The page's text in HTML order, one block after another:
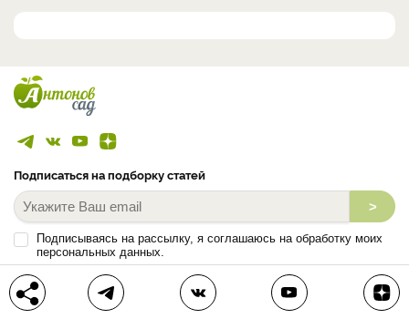
Подписаться на подборку статей
>
Подписываясь на рассылку, я соглашаюсь на обработку моих
персональных данных.
С
Политикой конфиденциальности ознакомлен (а).